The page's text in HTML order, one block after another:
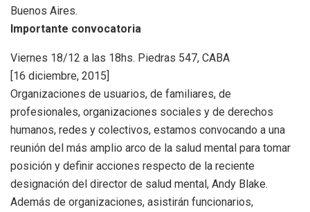
Buenos Aires.
Importante convocatoria
Viernes 18/12 a las 18hs. Piedras 547, CABA
[16 diciembre, 2015]
Organizaciones de usuarios, de familiares, de
profesionales, organizaciones sociales y de derechos
humanos, redes y colectivos, estamos convocando a una
reunión del más amplio arco de la salud mental para tomar
posición y definir acciones respecto de la reciente
designación del director de salud mental, Andy Blake.
Además de organizaciones, asistirán funcionarios,